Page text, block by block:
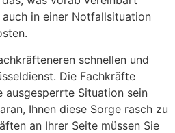
in einer Notfallsituation
schnellen und
Die Fachkräfte
ausgesperrte Situation sein
Ihnen diese Sorge rasch zu
an Ihrer Seite müssen Sie